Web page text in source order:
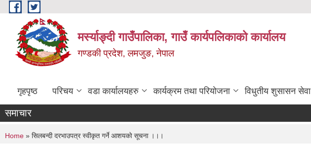
Skip to main content
मर्स्याङ्दी गाउँपालिका, गाउँ कार्यपलिकाको कार्यालय
गण्डकी प्रदेश, लमजुङ, नेपाल
गृहपृष्ठ परिचय वडा कार्यालयहरु कार्यक्रम तथा परियोजना विधुतीय शुसासन सेवा
समाचार
You are here
Home » सिलबन्दी दरभाउपत्र स्वीकृत गर्ने आशयको सूचना ।।।